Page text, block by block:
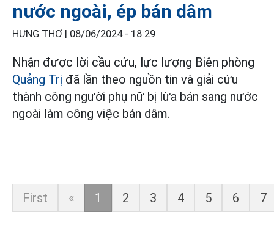
nước ngoài, ép bán dâm
HƯNG THƠ | 08/06/2024 - 18:29
Nhận được lời cầu cứu, lực lượng Biên phòng
Quảng Trị đã lần theo nguồn tin và giải cứu
thành công người phụ nữ bị lừa bán sang nước
ngoài làm công việc bán dâm.
First « 1 2 3 4 5 6 7